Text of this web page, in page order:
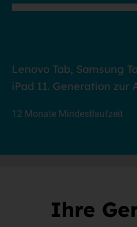
Lenovo Tab, Samsung
iPad 11. Generation zur
12 Monate Mindestlaufzeit
Ihre